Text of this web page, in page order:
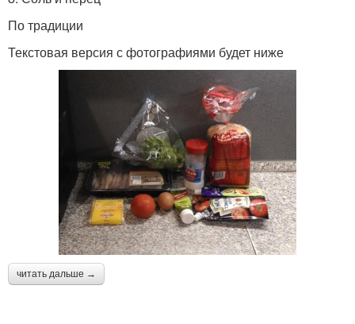
По традиции
Текстовая версия с фотографиями будет ниже
читать дальше →